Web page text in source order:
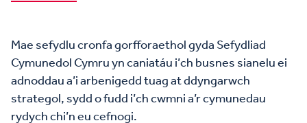
Mae sefydlu cronfa gorfforaethol gyda Sefydliad
Cymunedol Cymru yn caniatáu i’ch busnes sianelu ei
adnoddau a’i arbenigedd tuag at ddyngarwch
strategol, sydd o fudd i’ch cwmni a’r cymunedau
rydych chi’n eu cefnogi.